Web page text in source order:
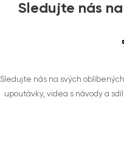
Sledujte nás
Sledujte nás na svých
upoutávky, videa s návody a